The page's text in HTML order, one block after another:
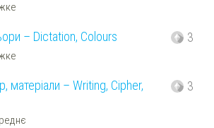
– Dictation, Colours 3
матеріали – Writing, Cipher,
3